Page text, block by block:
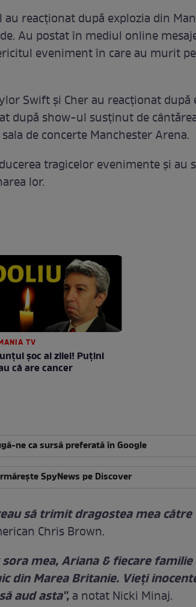
reacţionat după explozia din
Au postat în mediul online
eveniment în care au murit
Swift şi Cher au reacţionat după
după show-ul susţinut de
de concerte Manchester Arena.
tragicelor evenimente şi au
lor.
TV
şoc al zilei! Puţini
că are cancer
ne ca sursă preferată în Google
SpyNews pe Discover
să trimit dragostea mea
Chris Brown.
mea, Ariana & fiecare
din Marea Britanie. Vieţi
aud asta'',a notat Nicki Minaj.